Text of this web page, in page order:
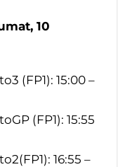
10
(FP1): 15:00 –
(FP1): 15:55
16:55 –